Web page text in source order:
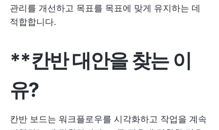
관리를 개선하고 목표를 목표에 맞게 유지하는 데
적합합니다.
**칸반 대안을 찾는 이
유?
칸반 보드는 워크플로우를 시각화하고 작업을 계속